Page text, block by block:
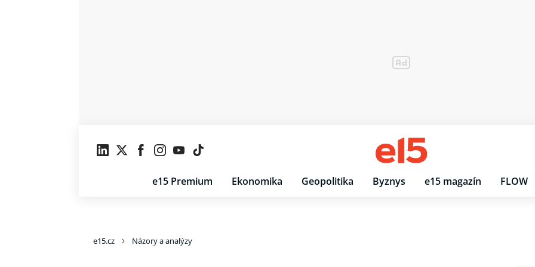
e15 Premium Ekonomika Geopolitika Byznys e15 magazín FLOW
e15.cz Názory a analýzy